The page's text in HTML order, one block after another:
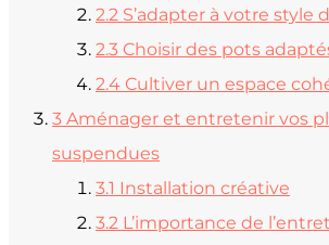
2.2 S’adapter à votre style
2.3 Choisir des pots
2.4 Cultiver un espace
3 Aménager et entretenir vos
suspendues
3.1 Installation créative
3.2 L’importance de